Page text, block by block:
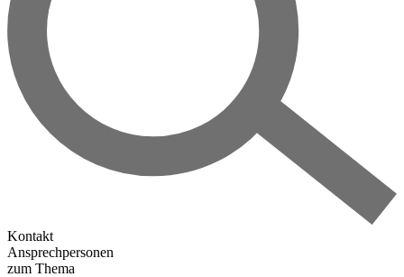
Kontakt
Ansprechpersonen
zum Thema